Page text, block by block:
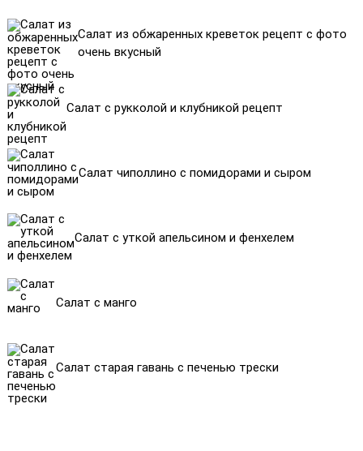
Салат из обжаренных креветок рецепт с фото
очень вкусный
Салат с рукколой и клубникой рецепт
Салат чиполлино с помидорами и сыром
Салат с уткой апельсином и фенхелем
Салат с манго
Салат старая гавань с печенью трески